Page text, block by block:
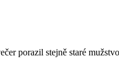
porazil stejně staré